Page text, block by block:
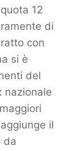
12
di
con
si è
del
nazionale
il
da